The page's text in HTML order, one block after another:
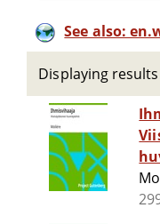
See also:
Displaying results